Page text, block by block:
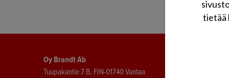
Oy Brandt Ab
Tuupakantie 7 B, FIN-01740 Vantaa
Internet-
poiketa
tietää